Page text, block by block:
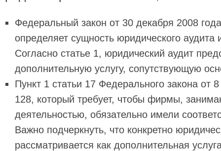
Федеральный закон от 30 декабря 2008
определяет сущность юридического аудита
Согласно статье 1, юридический аудит
дополнительную услугу, сопутствующую
Пункт 1 статьи 17 Федерального закона от
128, который требует, чтобы фирмы,
деятельностью, обязательно имели
Важно подчеркнуть, что конкретно
рассматривается как дополнительная